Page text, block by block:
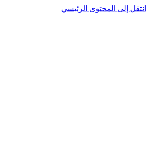
انتقل إلى المحتوى الرئيسي